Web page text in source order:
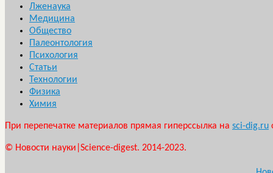
Лженаука
Медицина
Общество
Палеонтология
Психология
Статьи
Технологии
Физика
Химия
При перепечатке материалов прямая гиперссылка на sci-dig.ru
© Новости науки|Science-digest. 2014-2023.